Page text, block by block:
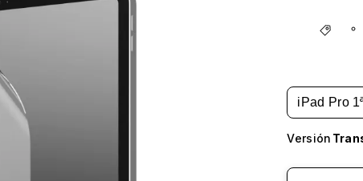
iPad Pro
Versión